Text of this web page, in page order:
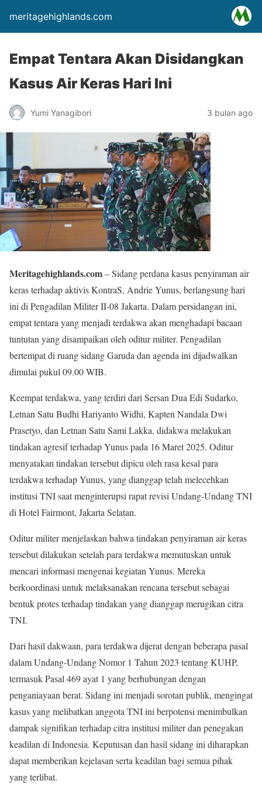
meritagehighlands.com
Empat Tentara Akan Disidangkan
Kasus Air Keras Hari Ini
Yumi Yanagibori 3 bulan ago
Meritagehighlands.com– Sidang perdana kasus penyiraman air
keras terhadap aktivis KontraS, Andrie Yunus, berlangsung hari
ini di Pengadilan Militer II-08 Jakarta. Dalam persidangan ini,
empat tentara yang menjadi terdakwa akan menghadapi bacaan
tuntutan yang disampaikan oleh oditur militer. Pengadilan
bertempat di ruang sidang Garuda dan agenda ini dijadwalkan
dimulai pukul 09.00 WIB.
Keempat terdakwa, yang terdiri dari Sersan Dua Edi Sudarko,
Letnan Satu Budhi Hariyanto Widhi, Kapten Nandala Dwi
Prasetyo, dan Letnan Satu Sami Lakka, didakwa melakukan
tindakan agresif terhadap Yunus pada 16 Maret 2025. Oditur
menyatakan tindakan tersebut dipicu oleh rasa kesal para
terdakwa terhadap Yunus, yang dianggap telah melecehkan
institusi TNI saat menginterupsi rapat revisi Undang-Undang TNI
di Hotel Fairmont, Jakarta Selatan.
Oditur militer menjelaskan bahwa tindakan penyiraman air keras
tersebut dilakukan setelah para terdakwa memutuskan untuk
mencari informasi mengenai kegiatan Yunus. Mereka
berkoordinasi untuk melaksanakan rencana tersebut sebagai
bentuk protes terhadap tindakan yang dianggap merugikan citra
TNI.
Dari hasil dakwaan, para terdakwa dijerat dengan beberapa pasal
dalam Undang-Undang Nomor 1 Tahun 2023 tentang KUHP,
termasuk Pasal 469 ayat 1 yang berhubungan dengan
penganiayaan berat. Sidang ini menjadi sorotan publik, mengingat
kasus yang melibatkan anggota TNI ini berpotensi menimbulkan
dampak signifikan terhadap citra institusi militer dan penegakan
keadilan di Indonesia. Keputusan dan hasil sidang ini diharapkan
dapat memberikan kejelasan serta keadilan bagi semua pihak
yang terlibat.